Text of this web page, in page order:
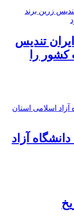
تندیس
را
آزاد